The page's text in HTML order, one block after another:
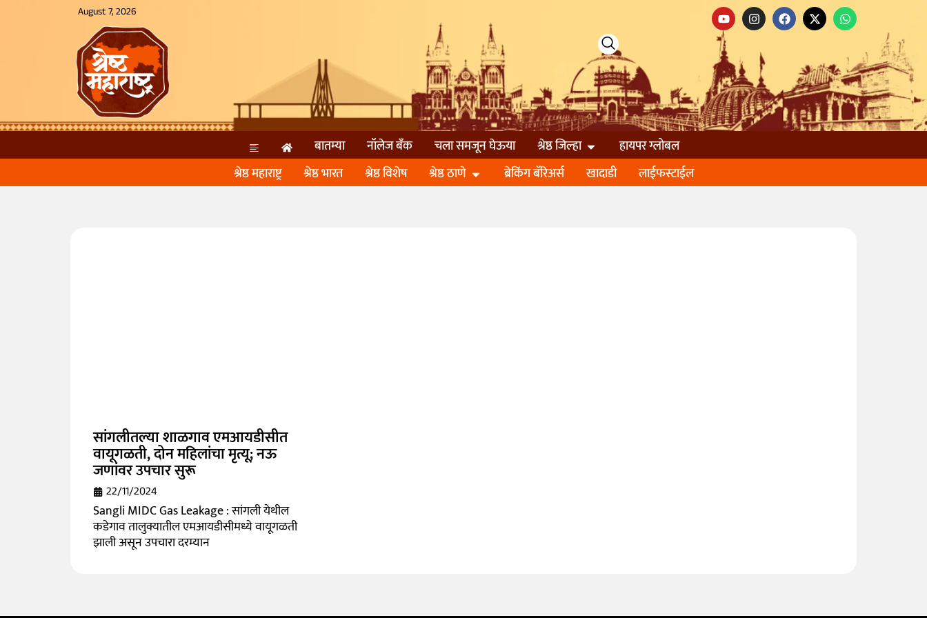
August 7, 2026
बातम्या नॉलेज बॅंक चला समजून घेऊया श्रेष्ठ जिल्हा
हायपर ग्लोबल
श्रेष्ठ महाराष्ट्र
श्रेष्ठ भारत श्रेष्ठ विशेष श्रेष्ठ ठाणे ब्रेकिंग बॅरिअर्स खादाडी लाईफस्टाईल
सांगलीतल्या शाळगाव एमआयडीसीत
वायूगळती, दोन महिलांचा मृत्यू; नऊ
जणांवर उपचार सुरू
22/11/2024
Sangli MIDC Gas Leakage : सांगली येथील
कडेगाव तालुक्यातील एमआयडीसीमध्ये वायूगळती
झाली असून उपचारा दरम्यान